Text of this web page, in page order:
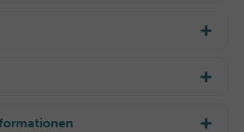
äußere Einflüsse reagiert oder zu
auftragen – direkt oder nach
Ergebnisse in Kombination mit
Sodium Acryloyldimethyl Taurate